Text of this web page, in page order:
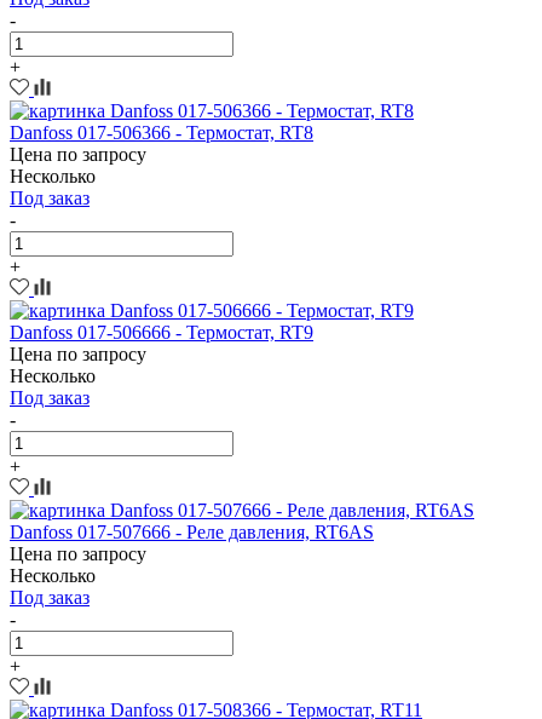
-
+
Danfoss 017-506366 - Термостат, RT8
Цена по запросу
Несколько
Под заказ
-
+
Danfoss 017-506666 - Термостат, RT9
Цена по запросу
Несколько
Под заказ
-
+
Danfoss 017-507666 - Реле давления, RT6AS
Цена по запросу
Несколько
Под заказ
-
+